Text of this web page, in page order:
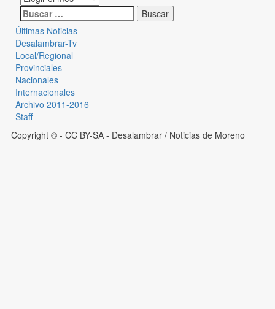
Últimas Noticias
Desalambrar-Tv
Local/Regional
Provinciales
Nacionales
Internacionales
Archivo 2011-2016
Staff
Copyright © - CC BY-SA - Desalambrar / Noticias de Moreno